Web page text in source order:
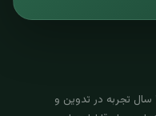
موسسه پژوهشی سبزانگشتی با بیش از ۱۰ سال تجربه در تدوین و